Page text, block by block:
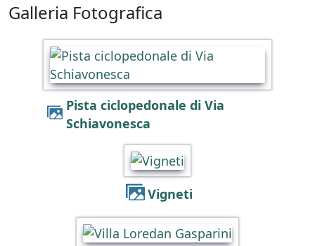
Galleria Fotografica
Pista ciclopedonale di Via
Schiavonesca
Vigneti